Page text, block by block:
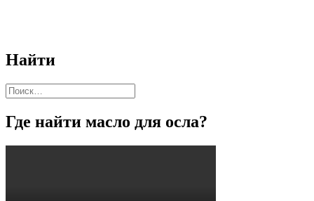
Найти
Найти:
Где найти масло для осла?